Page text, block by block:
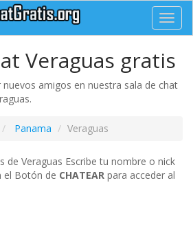
Veraguas gratis
nuevos amigos en nuestra sala de chat
Panama Veraguas
de Veraguas Escribe tu nombre o nick
el Botón de CHATEAR para acceder al